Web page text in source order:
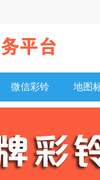
微信彩铃 地图